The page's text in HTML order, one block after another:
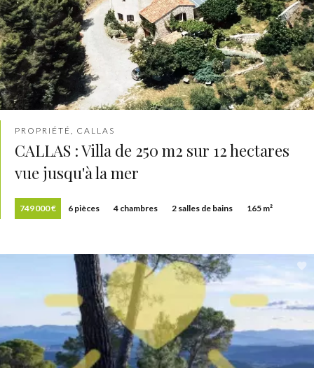
PROPRIÉTÉ, CALLAS
CALLAS : Villa de 250 m2 sur 12 hectares
vue jusqu'à la mer
749 000 € 6 pièces 4 chambres 2 salles de bains 165 m²